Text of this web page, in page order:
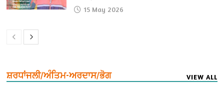
15 May 2026
ਸ਼ਰਧਾਂਜਲੀ/ਅੰਤਿਮ-ਅਰਦਾਸ/ਭੋਗ VIEW ALL